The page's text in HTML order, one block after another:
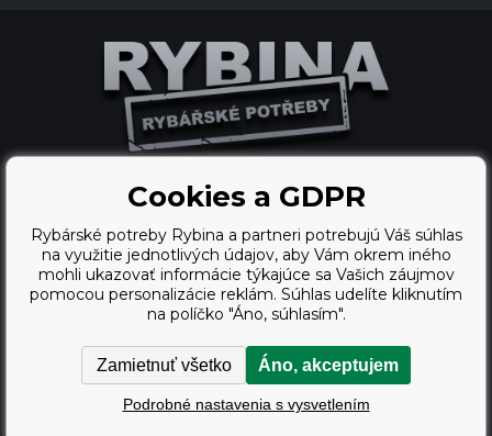
Copyright © 2009 - 2026,
Rybárské potreby Rybina
Ecommerce solutions
BINARGON.cz
webdesign
Vortex Vision.cz
Cookies a GDPR
Rybárské potreby Rybina a partneri potrebujú Váš súhlas
na využitie jednotlivých údajov, aby Vám okrem iného
mohli ukazovať informácie týkajúce sa Vašich záujmov
pomocou personalizácie reklám. Súhlas udelíte kliknutím
na políčko "Áno, súhlasím".
Zamietnuť všetko Áno, akceptujem
Podrobné nastavenia s vysvetlením